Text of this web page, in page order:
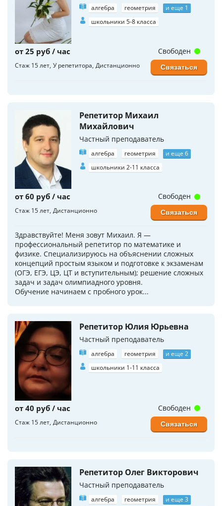
алгебра геометрия
и еще 1
школьники 5-8 класса
от 25 руб / час
Стаж 15 лет У репетитора Дистанционно
Свободен
Связаться
Репетитор Михаил
Михайлович
Частный преподаватель
алгебра геометрия
и еще 6
школьники 2-11 класса
от 60 руб / час
Стаж 15 лет Дистанционно
Здравствуйте! Меня зовут Михаил. Я —
профессиональный репетитор по математике и
физике. Специализируюсь на объяснении сложных
концепций простым языком и подготовке к экзаменам
(ОГЭ, ЕГЭ, ЦЭ, ЦТ и вступительным); решение сложных
задач и задач олимпиадного уровня.
Обучение начинаем с пробного урок...
Свободен
Связаться
Репетитор Юлия Юрьевна
Частный преподаватель
алгебра геометрия
и еще 2
школьники 1-11 класса
от 40 руб / час
Стаж 15 лет Дистанционно
Свободен
Связаться
Репетитор Олег Викторович
Частный преподаватель
алгебра геометрия
и еще 3